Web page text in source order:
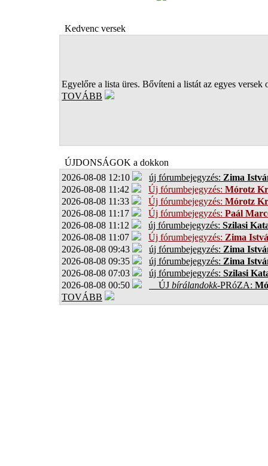
Kedvenc versek
Egyelőre a lista üres. Bővíteni a listát az egyes versek
TOVÁBB
ÚJDONSÁGOK a dokkon
2026-08-08 12:10
új fórumbejegyzés: Zima
2026-08-08 11:42
Új fórumbejegyzés: Mórotz
2026-08-08 11:33
Új fórumbejegyzés: Mórotz
2026-08-08 11:17
Új fórumbejegyzés: Paál
2026-08-08 11:12
új fórumbejegyzés: Szilasi
2026-08-08 11:07
Új fórumbejegyzés: Zima
2026-08-08 09:43
új fórumbejegyzés: Zima
2026-08-08 09:35
új fórumbejegyzés: Zima
2026-08-08 07:03
új fórumbejegyzés: Szilasi
2026-08-08 00:50
ÚJ bírálandokk-PRóZA:
TOVÁBB